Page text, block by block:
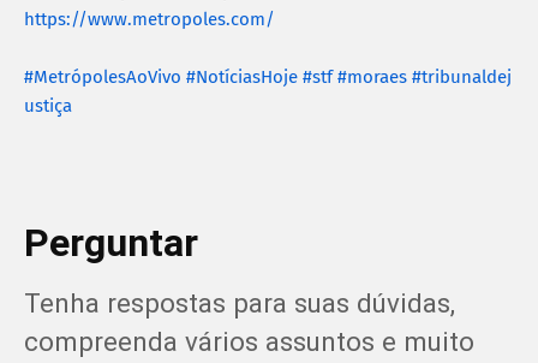
https://www.metropoles.com/
#MetrópolesAoVivo #NotíciasHoje #stf #moraes #tribunaldej
ustiça
Perguntar
Tenha respostas para suas dúvidas,
compreenda vários assuntos e muito